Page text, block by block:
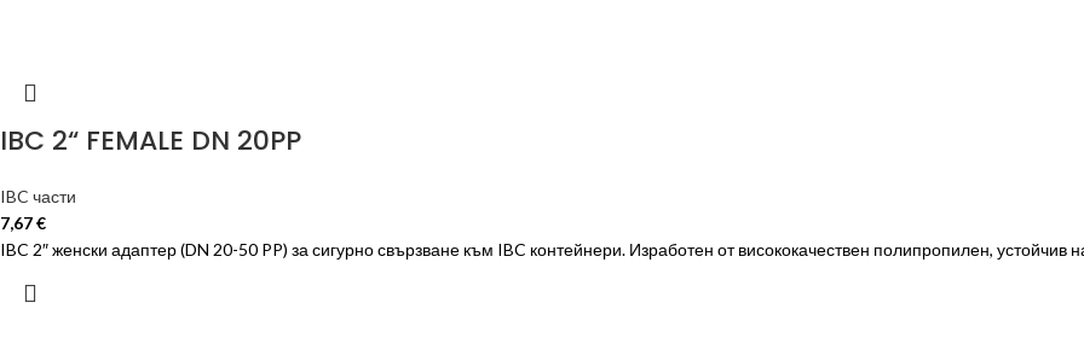
IBC 2“ FEMALE DN 20PP
IBC части
7,67€
IBC 2″ женски адаптер (DN 20-50 PP) за сигурно свързване към IBC контейнери. Изработен от висококачествен полипропилен, устойчив